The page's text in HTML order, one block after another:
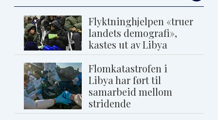
Flyktninghjelpen «truer
landets demografi»,
kastes ut av Libya
Flomkatastrofen i
Libya har ført til
samarbeid mellom
stridende